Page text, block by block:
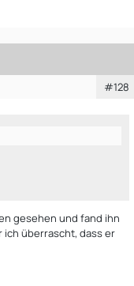
#128
gesehen und fand ihn
ich überrascht, dass er